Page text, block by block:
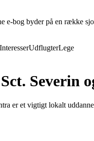
bog byder på en række
InteresserUdflugterLege
Severin
er et vigtigt lokalt